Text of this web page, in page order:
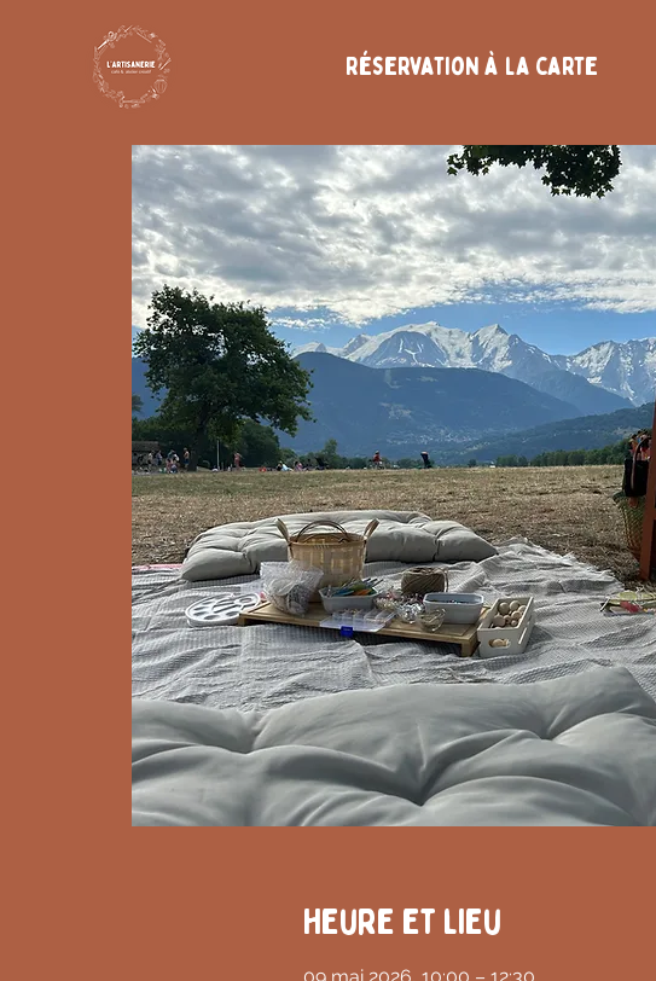
Réservation à la carte
Heure et lieu
09 mai 2026, 10:00 – 12:30